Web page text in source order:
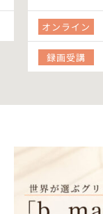
オンライン
録画受講